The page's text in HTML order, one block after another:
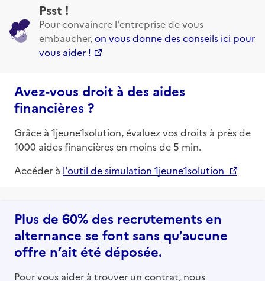
Psst !
Pour convaincre l'entreprise de vous
embaucher,on vous donne des conseils ici pour
vous aider !
Avez-vous droit à des aides
financières ?
Grâce à 1jeune1solution, évaluez vos droits à près de
1000 aides financières en moins de 5 min.
Accéder à l'outil de simulation 1jeune1solution
Plus de 60% des recrutements en
alternance se font sans qu’aucune
offre n’ait été déposée.
Pour vous aider à trouver un contrat, nous